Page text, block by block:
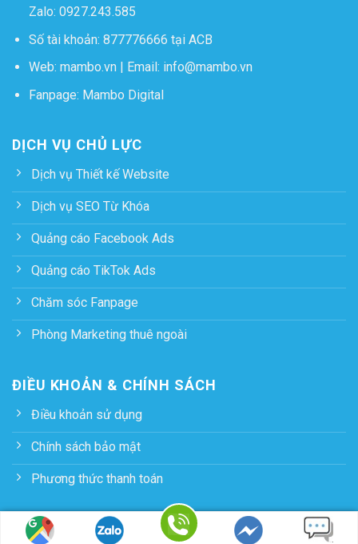
Zalo: 0927.243.585
Số tài khoản: 877776666 tại ACB
Web: mambo.vn| Email: info@mambo.vn
Fanpage: Mambo Digital
DỊCH VỤ CHỦ LỰC
Dịch vụ Thiết kế Website
Dịch vụ SEO Từ Khóa
Quảng cáo Facebook Ads
Quảng cáo TikTok Ads
Chăm sóc Fanpage
Phòng Marketing thuê ngoài
ĐIỀU KHOẢN & CHÍNH SÁCH
Điều khoản sử dụng
Chính sách bảo mật
Phương thức thanh toán
Copyright 2026 © Mambo.vn